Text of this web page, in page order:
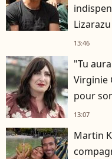
rester
13:46
"Tu
Virginie
pour
13:07
Martin